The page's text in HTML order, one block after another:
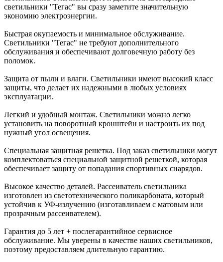
светильники "Тегас" вы сразу заметите значительную
экономию электроэнергии.
Быстрая окупаемость и минимальное обслуживание.
Светильники "Тегас" не требуют дополнительного
обслуживания и обеспечивают долговечную работу без
поломок.
Защита от пыли и влаги. Светильники имеют высокий класс
защиты, что делает их надежными в любых условиях
эксплуатации.
Легкий и удобный монтаж. Светильники можно легко
установить на поворотный кронштейн и настроить их под
нужный угол освещения.
Специальная защитная решетка. Под заказ светильники могут
комплектоваться специальной защитной решеткой, которая
обеспечивает защиту от попадания спортивных снарядов.
Высокое качество деталей. Рассеиватель светильника
изготовлен из светотехнического поликарбоната, который
устойчив к УФ-излучению (изготавливаем с матовым или
прозрачным рассеивателем).
Гарантия до 5 лет + послегарантийное сервисное
обслуживание. Мы уверены в качестве наших светильников,
поэтому предоставляем длительную гарантию.